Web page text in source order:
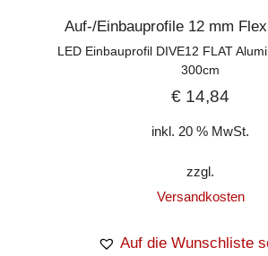
Auf-/Einbauprofile 12 mm
LED Einbauprofil DIVE12 FLAT
300cm
€ 14,84
inkl. 20 % MwSt.
zzgl.
Versandkosten
Auf die Wunschliste